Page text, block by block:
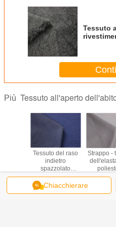
Tessuto
Più Tessuto all'aperto
e peso
Tessuto del raso
indietro
spazzolato
poliestere
tricottato filo di
ordito per il
Strappo -
Chiacchierare
Cambi la lingua